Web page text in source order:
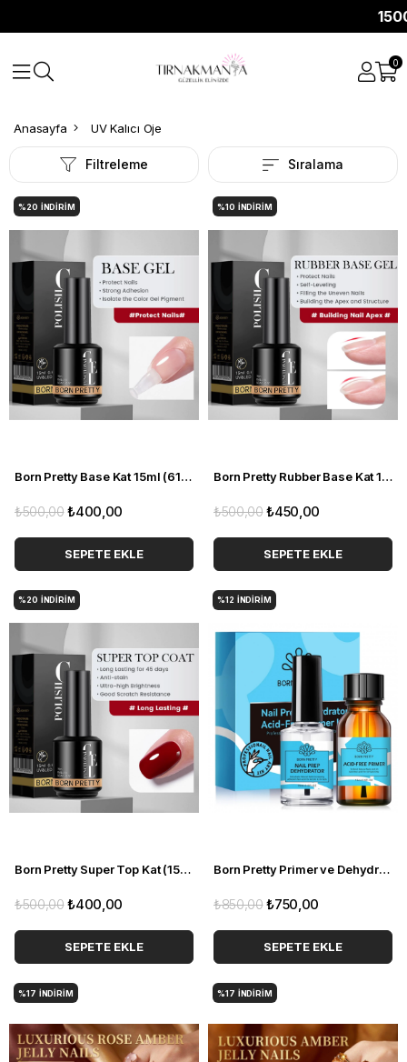
1500 TL
0
Anasayfa UV Kalıcı Oje
Filtreleme Sıralama
Born Pretty Base Kat 15ml (61795-01) F01
₺400,00
₺500,00
SEPETE EKLE
%20 İNDIRIM
Born Pretty Rubber Base Kat 15ml (61795-08) F08
₺450,00
₺500,00
SEPETE EKLE
%10 İNDIRIM
Born Pretty Super Top Kat (15ml) 55822-1 (F02)
₺400,00
₺500,00
SEPETE EKLE
%20 İNDIRIM
Born Pretty Primer ve Dehydrator set (53716)
₺750,00
₺850,00
SEPETE EKLE
%12 İNDIRIM
%17 İNDIRIM %17 İNDIRIM